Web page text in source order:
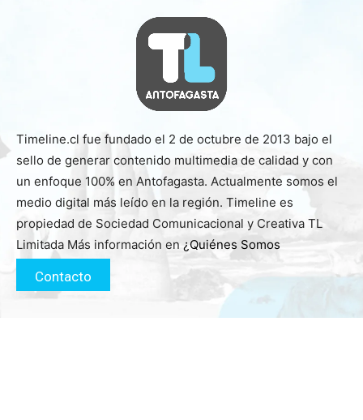
Timeline.cl fue fundado el 2 de octubre de 2013 bajo el
sello de generar contenido multimedia de calidad y con
un enfoque 100% en Antofagasta. Actualmente somos el
medio digital más leído en la región. Timeline es
propiedad de Sociedad Comunicacional y Creativa TL
Limitada Más información en ¿Quiénes Somos
Contacto